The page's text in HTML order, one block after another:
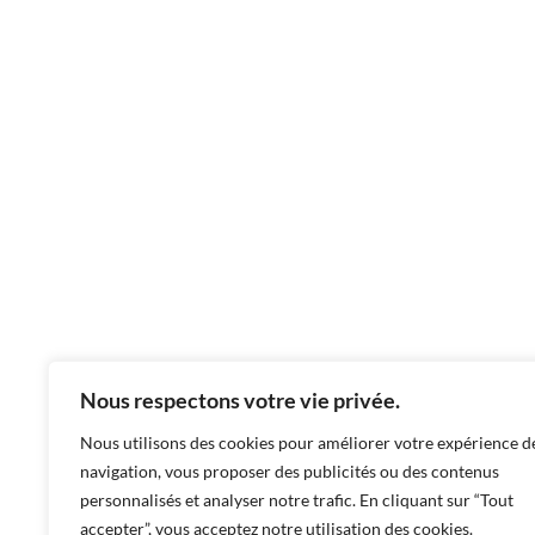
Nous respectons votre vie privée.
Nous utilisons des cookies pour améliorer votre expérience
navigation, vous proposer des publicités ou des contenus
personnalisés et analyser notre trafic. En cliquant sur “Tout
accepter”, vous acceptez notre utilisation des cookies.